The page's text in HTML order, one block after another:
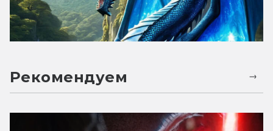
Рекомендуем